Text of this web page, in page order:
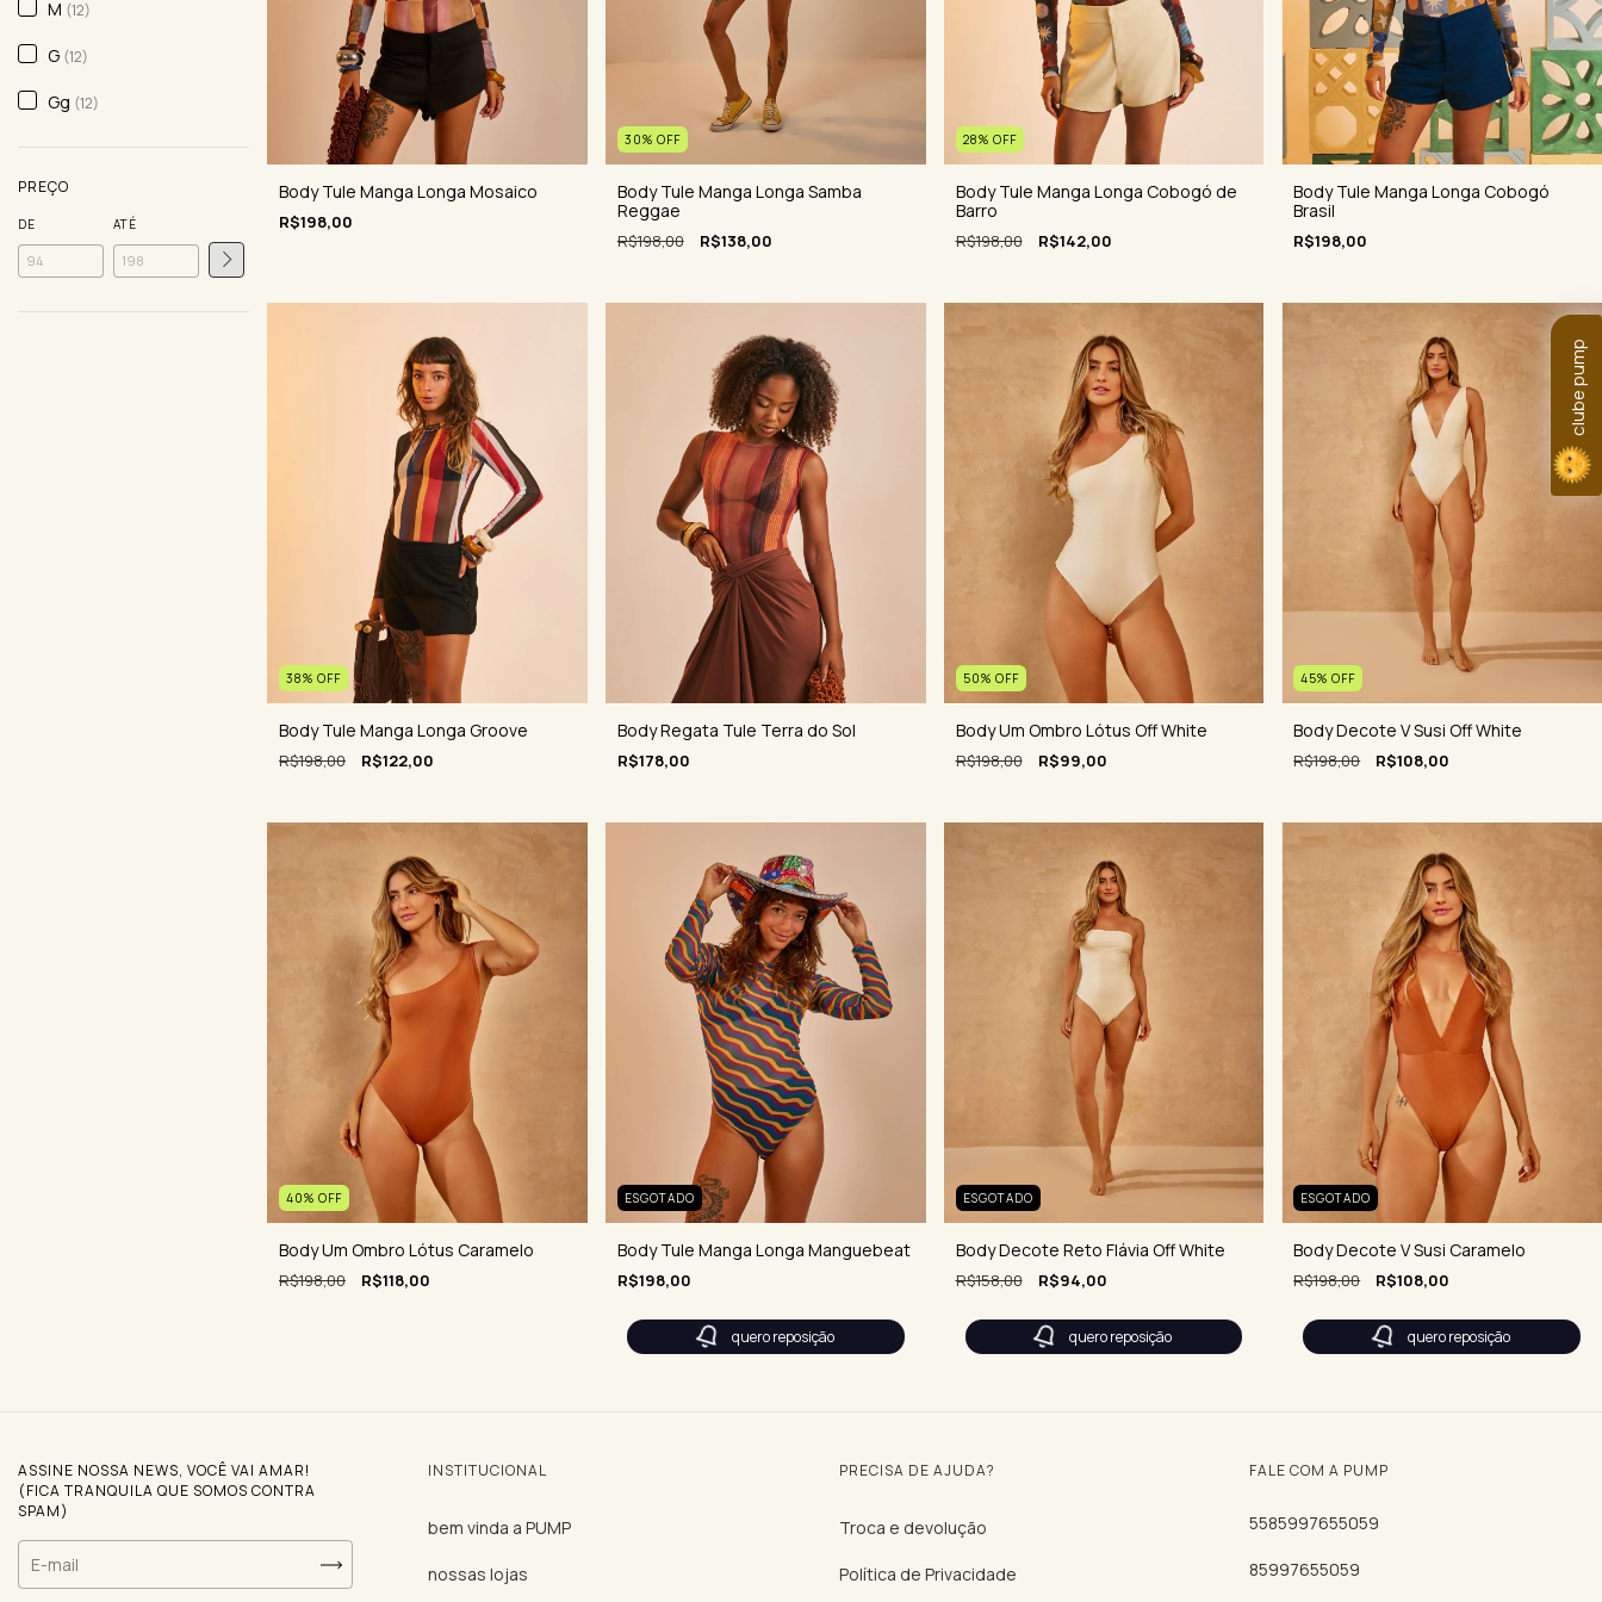
M (12)
G (12)
Gg (12)
PREÇO
DE ATÉ
Body Tule Manga Longa Mosaico
R$198,00
30% OFF
Body Tule Manga Longa Samba
Reggae
R$198,00 R$138,00
28% OFF
Body Tule Manga Longa Cobogó de
Barro
R$198,00 R$142,00
Body Tule Manga Longa Cobogó
Brasil
R$198,00
38% OFF
Body Tule Manga Longa Groove
R$198,00 R$122,00
Body Regata Tule Terra do Sol
R$178,00
50% OFF
Body Um Ombro Lótus Off White
R$198,00 R$99,00
45%OFF
Body Decote V Susi Off White
R$198,00 R$108,00
40% OFF
Body Um Ombro Lótus Caramelo
R$198,00 R$118,00
ESGOTADO
Body Tule Manga Longa Manguebeat
R$198,00
quero reposição
ESGOTADO
Body Decote Reto Flávia Off White
R$158,00 R$94,00
quero reposição
ESGOTADO
Body Decote V Susi Caramelo
R$198,00 R$108,00
quero reposição
ASSINE NOSSA NEWS, VOCÊ VAI AMAR!
(FICA TRANQUILA QUE SOMOS CONTRA
SPAM)
INSTITUCIONAL
bem vinda a PUMP
nossas lojas
PRECISA DE AJUDA?
Troca e devolução
Política de Privacidade
FALE COM A PUMP
5585997655059
85997655059
clube pump